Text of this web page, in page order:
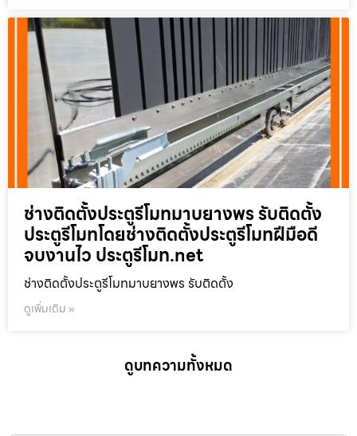
ช่างติดตั้งประตูรีโมทมาบยางพร รับติดตั้ง
ประตูรีโมทโดยช่างติดตั้งประตูรีโมทฝีมือดี
จบงานไว ประตูรีโมท.net
ช่างติดตั้งประตูรีโมทมาบยางพร รับติดตั้ง
ดูเพิ่มเติม »
ดูบทความทั้งหมด